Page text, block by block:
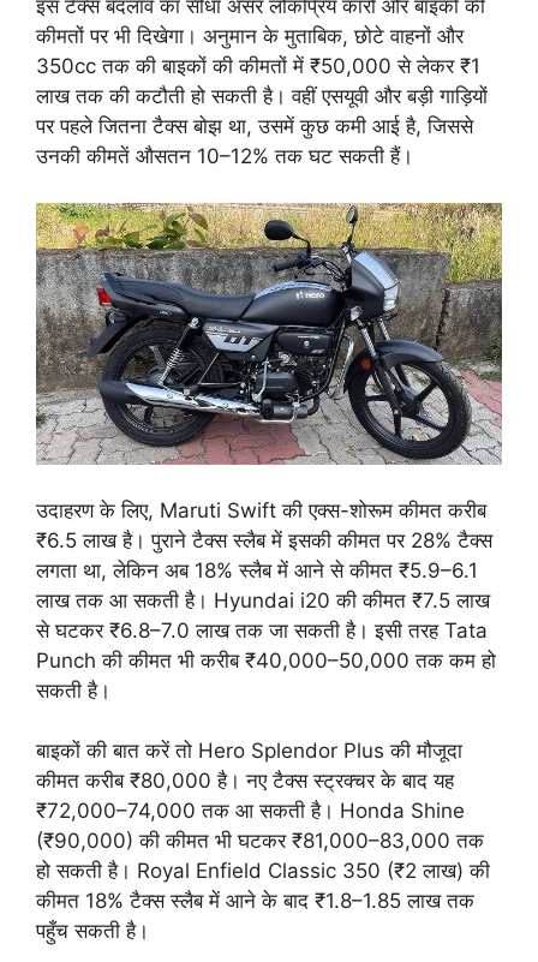
इस टैक्स बदलाव का सीधा असर लोकप्रिय कारों और बाइकों की
कीमतों पर भी दिखेगा। अनुमान के मुताबिक, छोटे वाहनों और
350cc तक की बाइकों की कीमतों में ₹50,000 से लेकर ₹1
लाख तक की कटौती हो सकती है। वहीं एसयूवी और बड़ी गाड़ियों
पर पहले जितना टैक्स बोझ था, उसमें कुछ कमी आई है, जिससे
उनकी कीमतें औसतन 10–12% तक घट सकती हैं।
उदाहरण के लिए, Maruti Swift की एक्स-शोरूम कीमत करीब
₹6.5 लाख है। पुराने टैक्स स्लैब में इसकी कीमत पर 28% टैक्स
लगता था, लेकिन अब 18% स्लैब में आने से कीमत ₹5.9–6.1
लाख तक आ सकती है। Hyundai i20 की कीमत ₹7.5 लाख
से घटकर ₹6.8–7.0 लाख तक जा सकती है। इसी तरह Tata
Punch की कीमत भी करीब ₹40,000–50,000 तक कम हो
सकती है।
बाइकों की बात करें तो Hero Splendor Plus की मौजूदा
कीमत करीब ₹80,000 है। नए टैक्स स्ट्रक्चर के बाद यह
₹72,000–74,000 तक आ सकती है। Honda Shine
(₹90,000) की कीमत भी घटकर ₹81,000–83,000 तक
हो सकती है। Royal Enfield Classic 350 (₹2 लाख) की
कीमत 18% टैक्स स्लैब में आने के बाद ₹1.8–1.85 लाख तक
पहुँच सकती है।